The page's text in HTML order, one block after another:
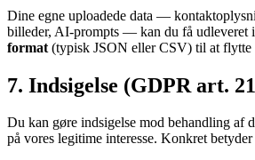
Dine egne uploadede data —
billeder, AI-prompts — kan du få udleveret
format (typisk JSON eller CSV) til at flytte
7. Indsigelse (GDPR art.
Du kan gøre indsigelse mod behandling af
på vores legitime interesse. Konkret